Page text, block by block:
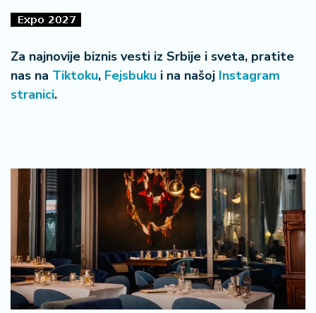
Za najnovije biznis vesti iz Srbije i sveta, pratite
nas na Tiktoku, Fejsbuku i na našoj Instagram
stranici.